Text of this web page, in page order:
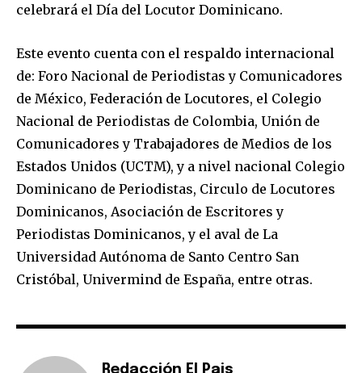
celebrará el Día del Locutor Dominicano.
Este evento cuenta con el respaldo internacional
de: Foro Nacional de Periodistas y Comunicadores
de México, Federación de Locutores, el Colegio
Nacional de Periodistas de Colombia, Unión de
Comunicadores y Trabajadores de Medios de los
Estados Unidos (UCTM), y a nivel nacional Colegio
Dominicano de Periodistas, Circulo de Locutores
Dominicanos, Asociación de Escritores y
Periodistas Dominicanos, y el aval de La
Universidad Autónoma de Santo Centro San
Cristóbal, Univermind de España, entre otras.
Redacción El Pais